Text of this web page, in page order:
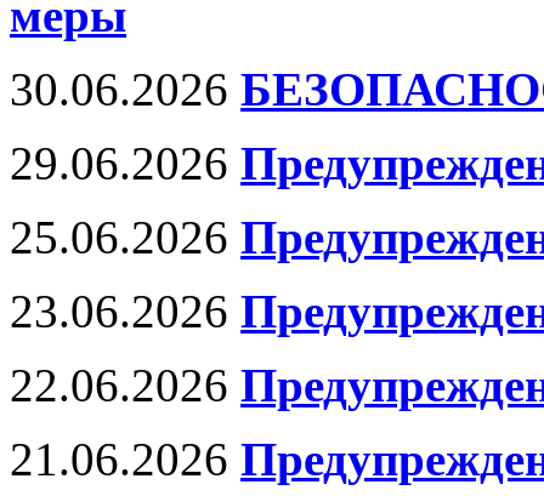
меры
30.06.2026
29.06.2026
25.06.2026
23.06.2026
22.06.2026
21.06.2026